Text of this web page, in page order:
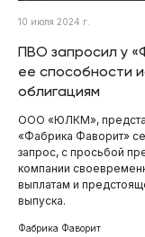
10 июля 2024 г.
ПВО запросил у
ее способности
облигациям
ООО «ЮЛКМ»,
«Фабрика Фаворит»
запрос, с просьбой
компании
выплатам и
выпуска.
Фабрика Фаворит